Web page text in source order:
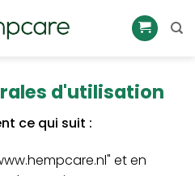
d'utilisation
ce qui suit :
et en